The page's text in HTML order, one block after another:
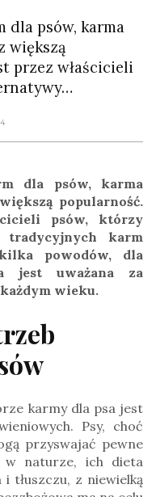
dla psów, karma
większą
przez właścicieli
dla psów, karma
popularność.
psów, którzy
tradycyjnych karm
powodów, dla
jest uważana za
wieku.
karmy dla psa jest
Psy, choć
przyswajać pewne
w naturze, ich dieta
i tłuszczu, z niewielką